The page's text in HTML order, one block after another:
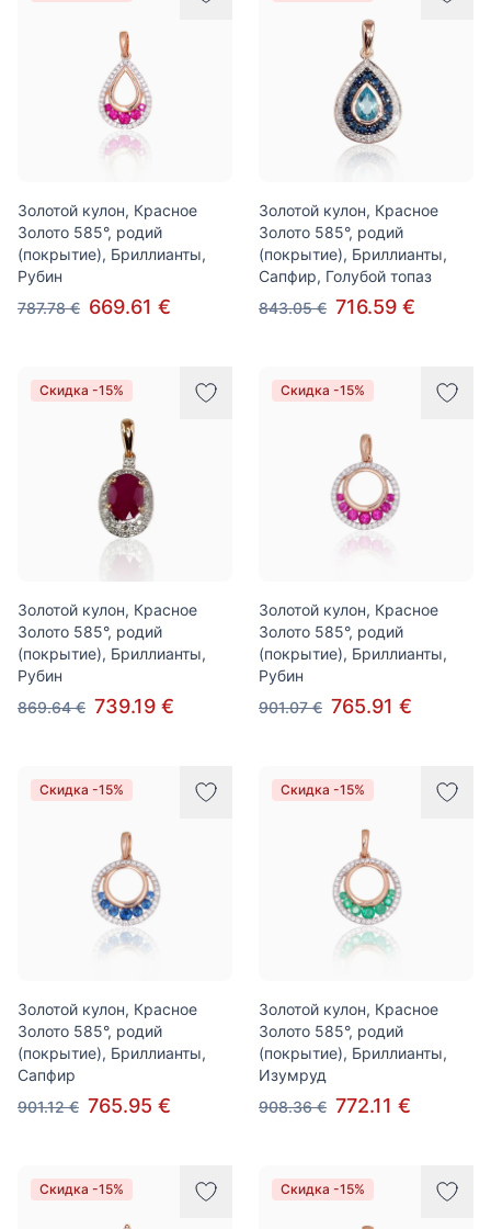
Золотой кулон, Красное
Золото 585°, родий
(покрытие), Бриллианты,
Рубин
787.78 € 669.61 €
Золотой кулон, Красное
Золото 585°, родий
(покрытие), Бриллианты,
Сапфир, Голубой топаз
843.05 € 716.59 €
Скидка -15%
Золотой кулон, Красное
Золото 585°, родий
(покрытие), Бриллианты,
Рубин
869.64 € 739.19 €
Скидка -15%
Золотой кулон, Красное
Золото 585°, родий
(покрытие), Бриллианты,
Рубин
901.07 € 765.91 €
Скидка -15%
Золотой кулон, Красное
Золото 585°, родий
(покрытие), Бриллианты,
Сапфир
901.12 € 765.95 €
Скидка -15%
Золотой кулон, Красное
Золото 585°, родий
(покрытие), Бриллианты,
Изумруд
908.36 € 772.11 €
Скидка -15% Скидка -15%